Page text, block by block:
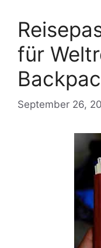
für
September 26,